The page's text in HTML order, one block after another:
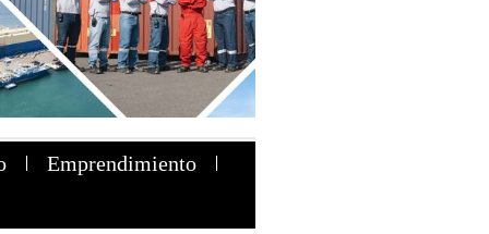
Emprendimiento